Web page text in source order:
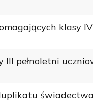
klasy IV
III pełnoletni
świadectwa